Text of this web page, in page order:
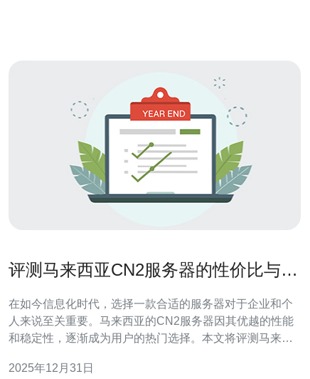
评测马来西亚CN2服务器的性价比与速
在如今信息化时代，选择一款合适的服务器对于企业和个
人来说至关重要。马来西亚的CN2服务器因其优越的性能
和稳定性，逐渐成为用户的热门选择。本文将评测马来西
助您做出明智的决策。 首先，让我们来了解什么是CN2服
2025年12月31日